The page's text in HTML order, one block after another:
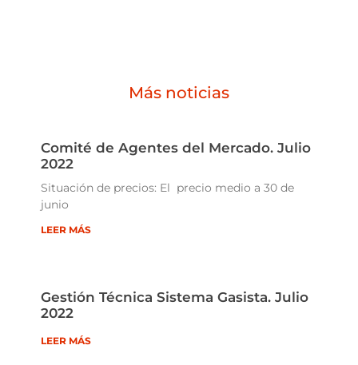
Más noticias
Comité de Agentes del Mercado. Julio
2022
Situación de precios: El precio medio a 30 de
junio
LEER MÁS
Gestión Técnica Sistema Gasista. Julio
2022
LEER MÁS